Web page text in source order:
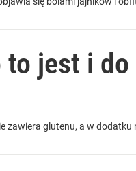
jest i do
zawiera glutenu, a w